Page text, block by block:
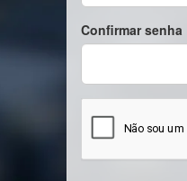
Confirmar senha